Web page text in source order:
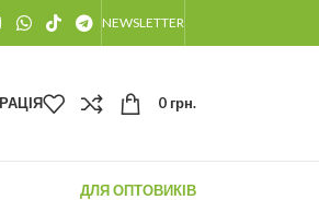
NEWSLETTER
0 грн.
ДЛЯ ОПТОВИКІВ